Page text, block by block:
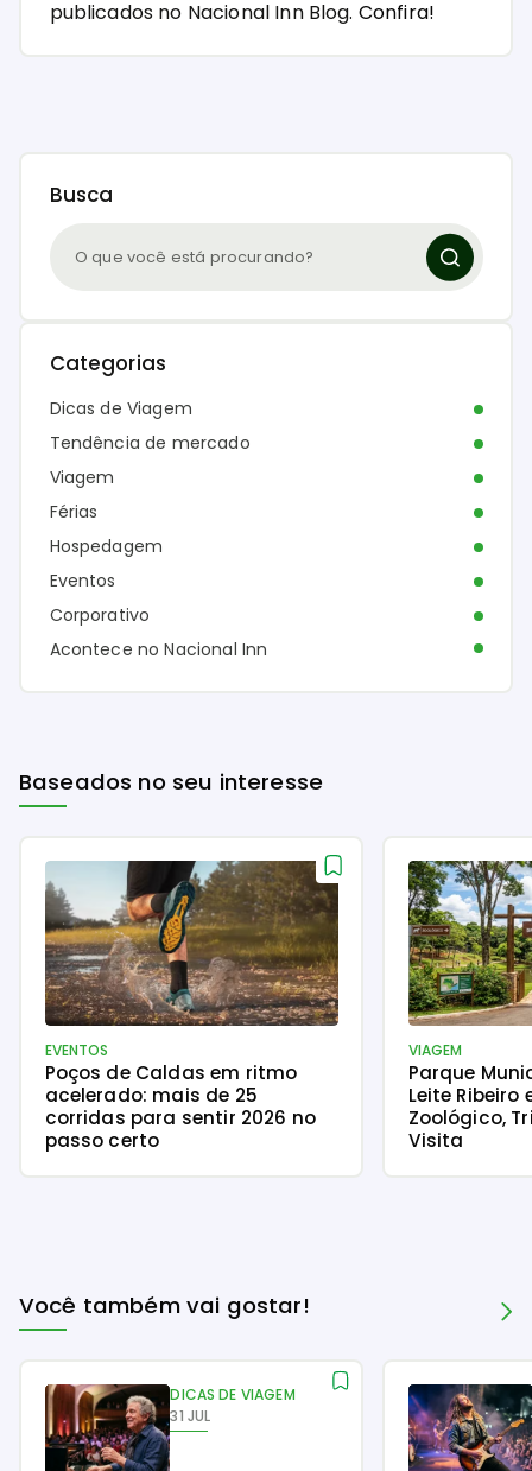
publicados no Nacional Inn Blog. Confira!
Busca
Categorias
Dicas de Viagem
Tendência de mercado
Viagem
Férias
Hospedagem
Eventos
Corporativo
Acontece no Nacional Inn
Baseados no seu interesse
EVENTOS
Poços de Caldas em ritmo
acelerado: mais de 25
corridas para sentir 2026 no
passo certo
VIAGEM
Parque
Leite
Zoológico,
Visita
Você também vai gostar!
DICAS DE VIAGEM
31 JUL